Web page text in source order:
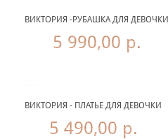
ВИКТОРИЯ -РУБАШКА ДЛЯ ДЕВОЧКИ
5 990,00 р.
ВИКТОРИЯ - ПЛАТЬЕ ДЛЯ ДЕВОЧКИ
5 490,00 р.